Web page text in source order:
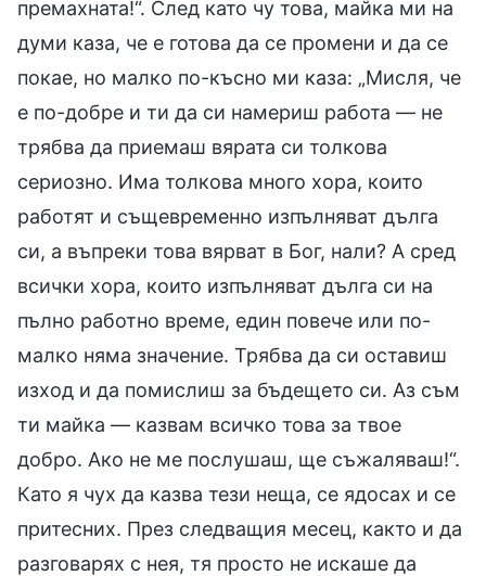
премахната!“. След като чу това, майка ми на
думи каза, че е готова да се промени и да се
покае, но малко по-късно ми каза: „Мисля, че
е по-добре и ти да си намериш работа — не
трябва да приемаш вярата си толкова
сериозно. Има толкова много хора, които
работят и същевременно изпълняват дълга
си, а въпреки това вярват в Бог, нали? А сред
всички хора, които изпълняват дълга си на
пълно работно време, един повече или по-
малко няма значение. Трябва да си оставиш
изход и да помислиш за бъдещето си. Аз съм
ти майка — казвам всичко това за твое
добро. Ако не ме послушаш, ще съжаляваш!“.
Като я чух да казва тези неща, се ядосах и се
притесних. През следващия месец, както и да
разговарях с нея, тя просто не искаше да